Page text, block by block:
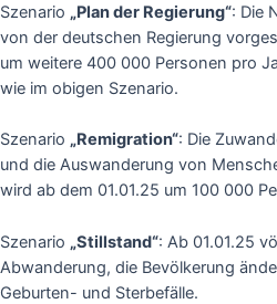
Szenario „Plan der Regierung“: Die
von der deutschen Regierung
um weitere 400 000 Personen pro
wie im obigen Szenario.
Szenario „Remigration“: Die
und die Auswanderung von
wird ab dem 01.01.25 um 100 000
Szenario „Stillstand“: Ab 01.01.25
Abwanderung, die Bevölkerung
Geburten- und Sterbefälle.